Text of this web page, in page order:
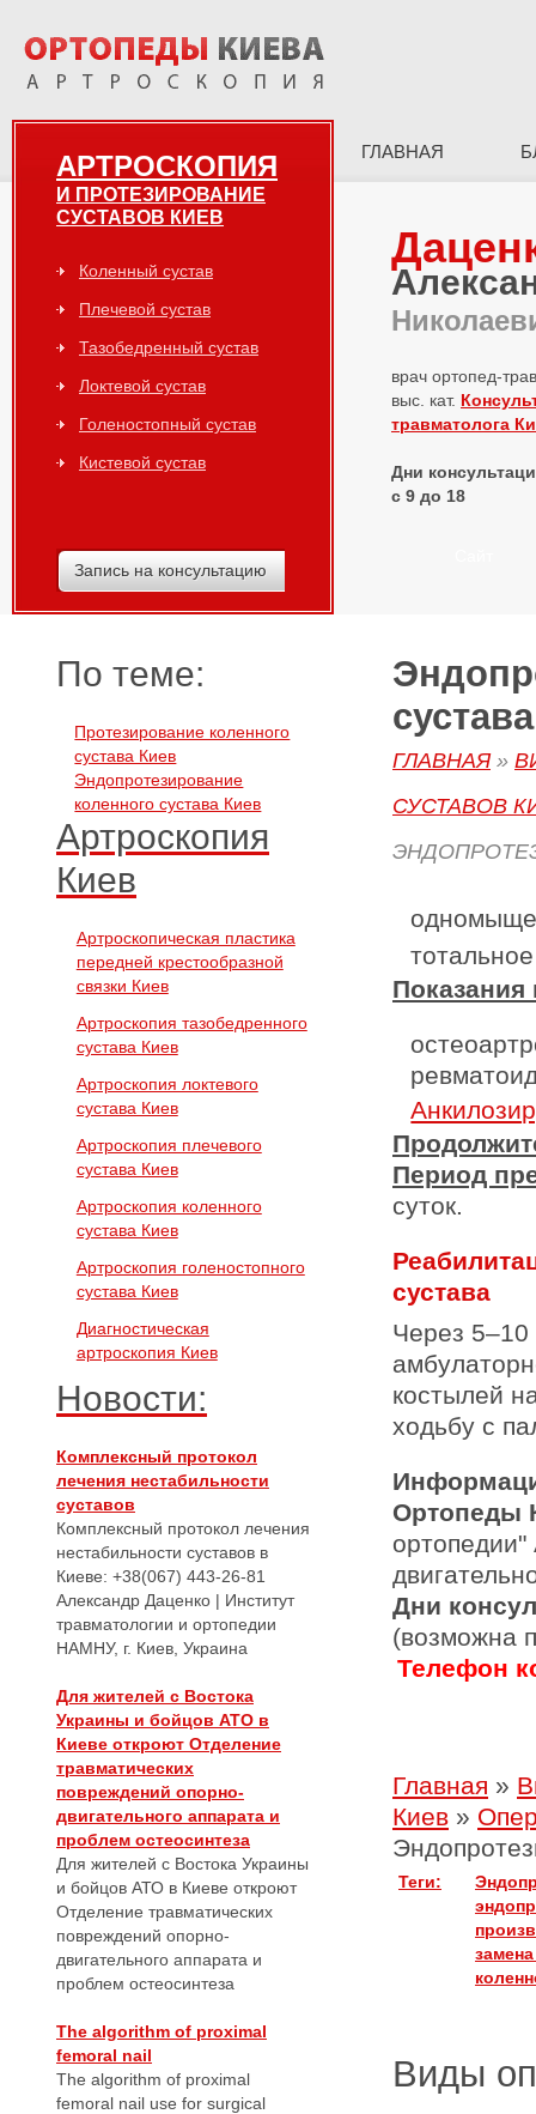
ГЛАВНАЯ
АРТРОСКОПИЯ
И ПРОТЕЗИРОВАНИЕ
СУСТАВОВ КИЕВ
Коленный сустав
Плечевой сустав
Тазобедренный сустав
Локтевой сустав
Голеностопный сустав
Кистевой сустав
Запись на консультацию
врач ортопед-
выс. кат.
травматолога
Дни
с 9 до 18
По теме:
Протезирование коленного
сустава Киев
Эндопротезирование
коленного сустава Киев
Артроскопия
Киев
Артроскопическая пластика
передней крестообразной
связки Киев
Артроскопия тазобедренного
сустава Киев
Артроскопия локтевого
сустава Киев
Артроскопия плечевого
сустава Киев
Артроскопия коленного
сустава Киев
Артроскопия голеностопного
сустава Киев
Диагностическая
артроскопия Киев
Новости:
Комплексный протокол
лечения нестабильности
суставов
Комплексный протокол лечения
нестабильности суставов в
Киеве: +38(067) 443-26-81
Александр Даценко | Институт
травматологии и ортопедии
НАМНУ, г. Киев, Украина
Для жителей с Востока
Украины и бойцов АТО в
Киеве откроют Отделение
травматических
повреждений опорно-
двигательного аппарата и
проблем остеосинтеза
Для жителей с Востока Украины
и бойцов АТО в Киеве откроют
Отделение травматических
повреждений опорно-
двигательного аппарата и
проблем остеосинтеза
The algorithm of proximal
femoral nail
The algorithm of proximal
femoral nail use for surgical
ГЛАВНАЯ»
СУСТАВОВ
Показания
Период
суток.
сустава
Через
костылей
ходьбу с
Ортопеды
Дни
(возможна
Телефон
Главная »
Киев »
Теги:
Виды